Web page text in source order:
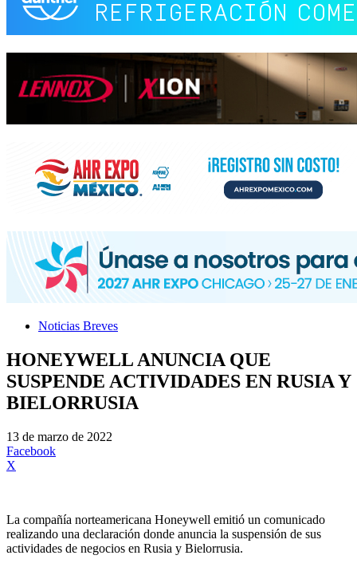
Noticias Breves
HONEYWELL ANUNCIA QUE
SUSPENDE ACTIVIDADES EN RUSIA Y
BIELORRUSIA
13 de marzo de 2022
Facebook
X
La compañía norteamericana Honeywell emitió un comunicado
realizando una declaración donde anuncia la suspensión de sus
actividades de negocios en Rusia y Bielorrusia.